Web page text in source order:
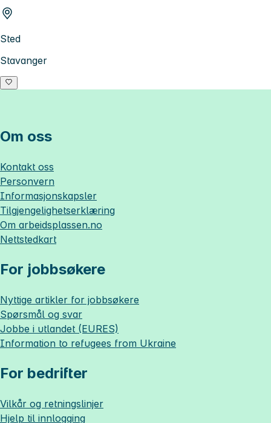
Sted
Stavanger
Om oss
Kontakt oss
Personvern
Informasjonskapsler
Tilgjengelighetserklæring
Om arbeidsplassen.no
Nettstedkart
For jobbsøkere
Nyttige artikler for jobbsøkere
Spørsmål og svar
Jobbe i utlandet (EURES)
Information to refugees from Ukraine
For bedrifter
Vilkår og retningslinjer
Hjelp til innlogging